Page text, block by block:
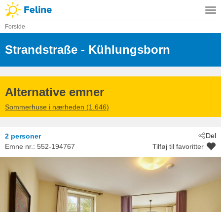
Forside
Strandstraße
- 18225
- Kühlungsborn
Alternative emner
Sommerhuse i nærheden (1.646)
Del
2 personer
Emne nr.: 552-194767 Tilføj til favoritter